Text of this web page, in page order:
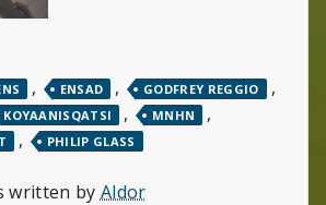
, ENSAD , GODFREY REGGIO ,
KOYAANISQATSI , MNHN ,
, PHILIP GLASS
written by Aldor